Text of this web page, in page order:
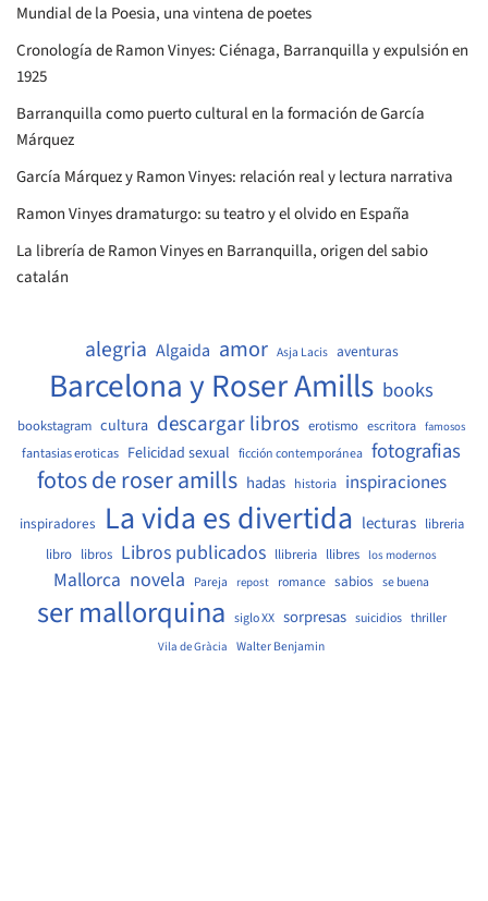
Mundial de la Poesia, una vintena de poetes
Cronología de Ramon Vinyes: Ciénaga, Barranquilla y expulsión en
1925
Barranquilla como puerto cultural en la formación de García
Márquez
García Márquez y Ramon Vinyes: relación real y lectura narrativa
Ramon Vinyes dramaturgo: su teatro y el olvido en España
La librería de Ramon Vinyes en Barranquilla, origen del sabio
catalán
alegria Algaida amor Asja Lacis aventuras
Barcelona y Roser Amills books
bookstagram cultura descargar libros erotismo escritora famosos
fantasias eroticas Felicidad sexual ficción contemporánea fotografias
fotos de roser amills hadas historia inspiraciones
inspiradores La vida es divertida lecturas libreria
libro libros Libros publicados llibreria llibres los modernos
Mallorca novela Pareja repost romance sabios se buena
ser mallorquina siglo XX sorpresas suicidios thriller
Vila de Gràcia Walter Benjamin